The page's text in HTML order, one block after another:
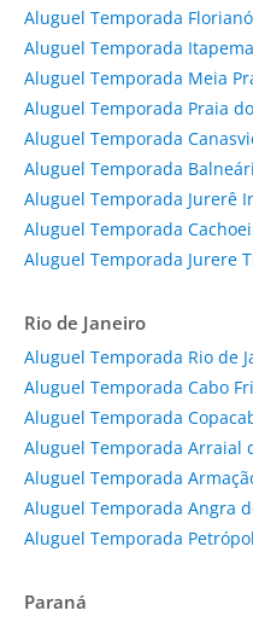
Aluguel Temporada
Aluguel Temporada Itapema
Aluguel Temporada Meia
Aluguel Temporada Praia
Aluguel Temporada
Aluguel Temporada
Aluguel Temporada Jurerê
Aluguel Temporada
Aluguel Temporada Jurere
Rio de Janeiro
Aluguel Temporada Rio de
Aluguel Temporada Cabo
Aluguel Temporada
Aluguel Temporada Arraial
Aluguel Temporada
Aluguel Temporada Angra
Aluguel Temporada
Paraná